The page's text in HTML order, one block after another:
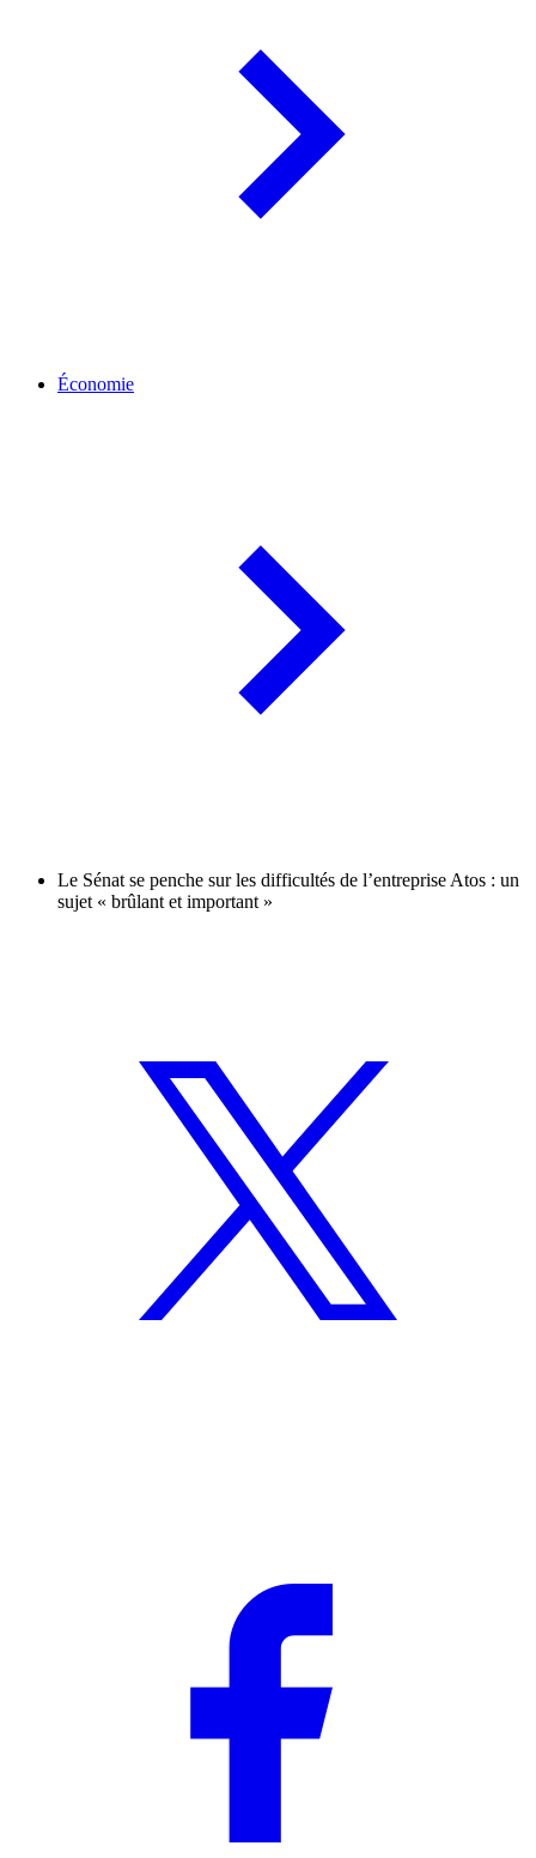
Économie
Le Sénat se penche sur les difficultés de l’entreprise Atos : un
sujet « brûlant et important »